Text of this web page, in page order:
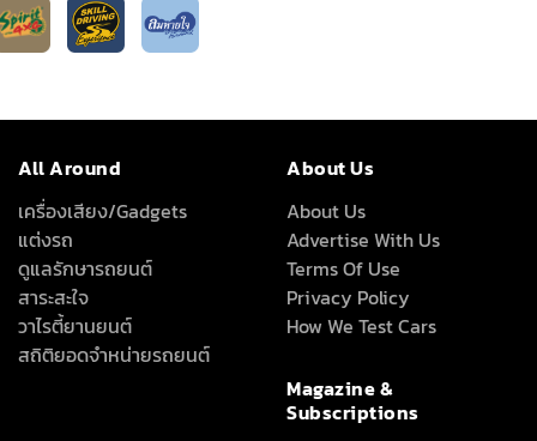
All Around
เครื่องเสียง/Gadgets
แต่งรถ
ดูแลรักษารถยนต์
สาระสะใจ
วาไรตี้ยานยนต์
สถิติยอดจำหน่ายรถยนต์
About Us
About Us
Advertise With Us
Terms Of Use
Privacy Policy
How We Test Cars
Magazine &
Subscriptions